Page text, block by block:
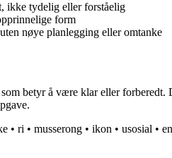
ikke tydelig eller forståelig
form
nøye planlegging eller omtanke
betyr å være klar eller
• ri • musserong • ikon • usosial •